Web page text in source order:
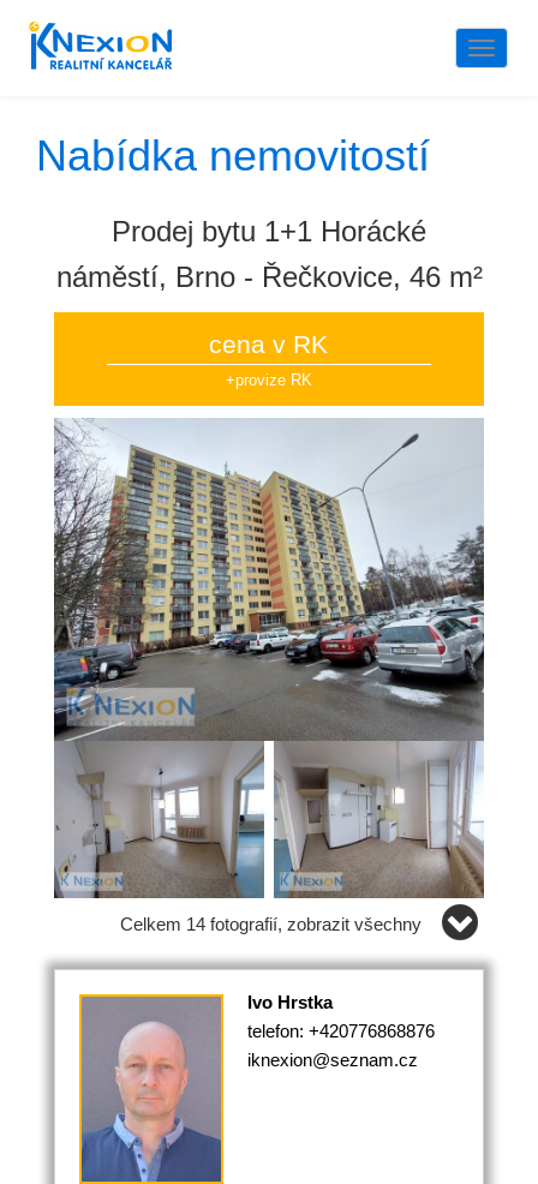
Nabídka nemovitostí
Prodej bytu 1+1 Horácké
náměstí, Brno - Řečkovice, 46 m²
cena v RK
+provize RK
Celkem 14 fotografií, zobrazit všechny
Ivo Hrstka
telefon: +420776868876
iknexion@seznam.cz